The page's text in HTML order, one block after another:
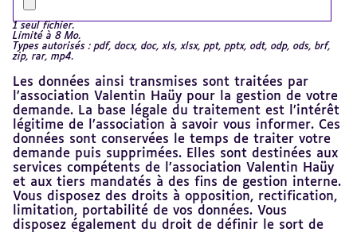
1 seul fichier.
Limité à 8 Mo.
Types autorisés : pdf, docx, doc, xls, xlsx, ppt, pptx, odt, odp, ods, brf,
zip, rar, mp4.
Les données ainsi transmises sont traitées par
l’association Valentin Haüy pour la gestion de votre
demande. La base légale du traitement est l’intérêt
légitime de l’association à savoir vous informer. Ces
données sont conservées le temps de traiter votre
demande puis supprimées. Elles sont destinées aux
services compétents de l’association Valentin Haüy
et aux tiers mandatés à des fins de gestion interne.
Vous disposez des droits à opposition, rectification,
limitation, portabilité de vos données. Vous
disposez également du droit de définir le sort de